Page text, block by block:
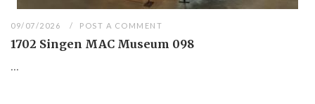
09/07/2026 POST A COMMENT
1702 Singen MAC Museum 098
...